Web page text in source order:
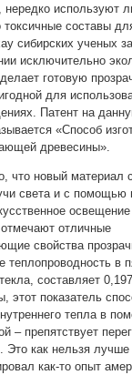
нередко используют
токсичные составы
сибирских ученых
исключительно
готовую
для
Патент на
«Способ
древесины».
что новый материал
света и с помощью
отмечают отличные
свойства
теплопроводность в
составляет
этот показатель
тепла в
– препятствует
Это как нельзя лучше
как-то опыт